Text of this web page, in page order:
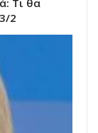
Τι θα
2